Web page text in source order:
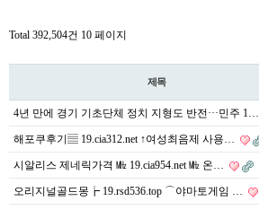
Total 392,504건 10 페이지
제목
4년 만에 경기 기초단체 정치 지형도 반전···민주 1…
해포쿠후기▤ 19.cia312.net ↑여성최음제 사용…
시알리스 제네릭가격 ㎒ 19.cia954.net ㎒ 온…
오리지널골드몽┢ 19.rsd536.top ⌒야마토게임 …